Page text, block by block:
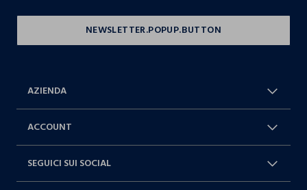
AZIENDA
Dichiarazione accessibilità
ACCOUNT
SEGUICI SUI SOCIAL